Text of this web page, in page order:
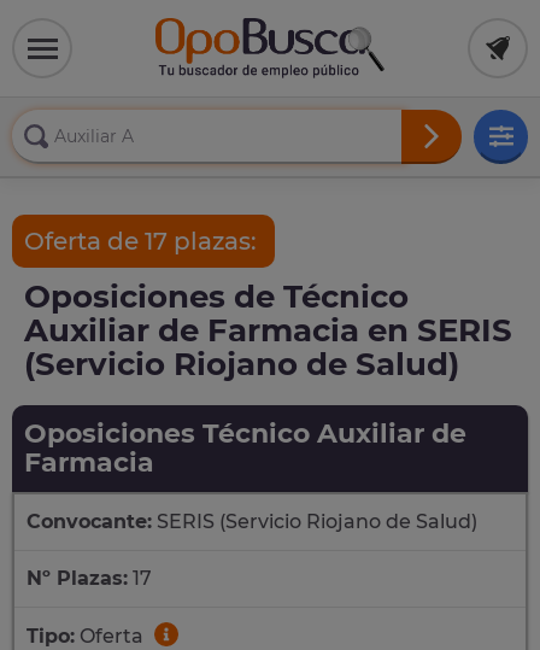
Oferta de 17 plazas:
Oposiciones de Técnico
Auxiliar de Farmacia en SERIS
(Servicio Riojano de Salud)
Oposiciones Técnico Auxiliar de
Farmacia
Convocante: SERIS (Servicio Riojano de Salud)
Nº Plazas: 17
Tipo: Oferta